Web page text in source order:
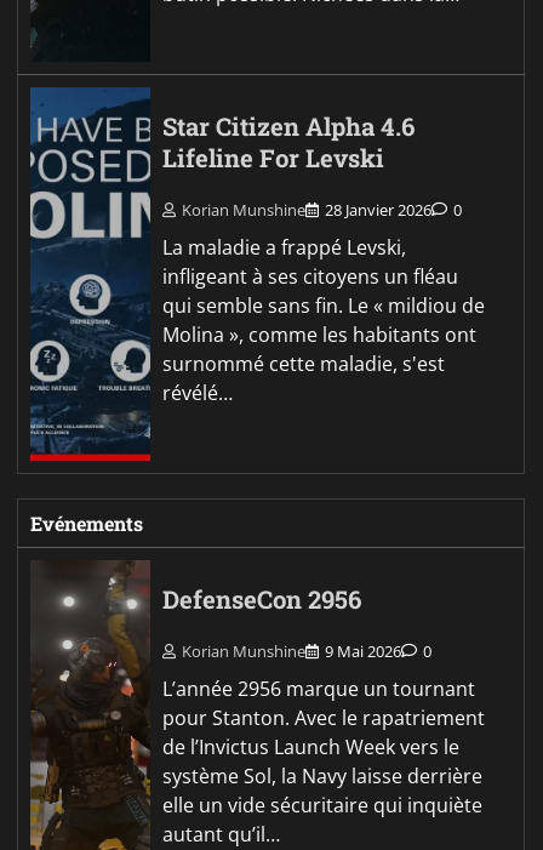
Star Citizen Alpha 4.6
Lifeline For Levski
Korian Munshine 28 Janvier 2026 0
La maladie a frappé Levski,
infligeant à ses citoyens un fléau
qui semble sans fin. Le « mildiou de
Molina », comme les habitants ont
surnommé cette maladie, s'est
révélé…
Evénements
DefenseCon 2956
Korian Munshine 9 Mai 2026 0
L’année 2956 marque un tournant
pour Stanton. Avec le rapatriement
de l’Invictus Launch Week vers le
système Sol, la Navy laisse derrière
elle un vide sécuritaire qui inquiète
autant qu’il…